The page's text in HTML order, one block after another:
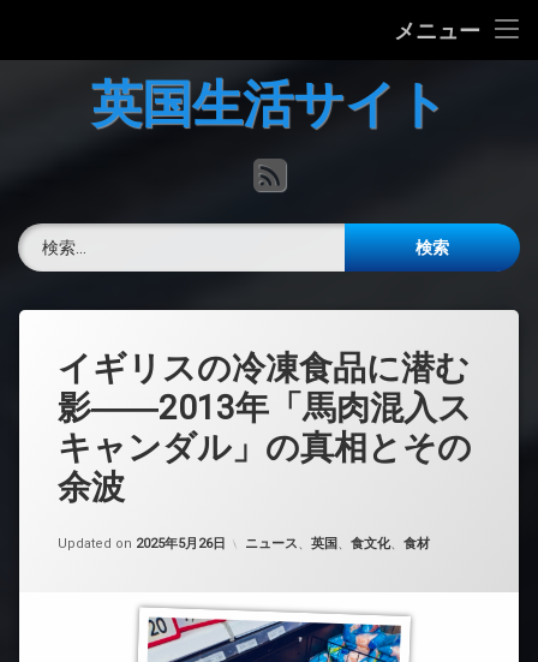
メニュー
英国の文化について
掲示板
英国生活サイト
RSS
イギリスの冷凍食品に潜む
影――2013年「馬肉混入ス
キャンダル」の真相とその
余波
Updated on 2025年5月26日 カテゴリー:
ニュース、 英国 、 食文化、 食材